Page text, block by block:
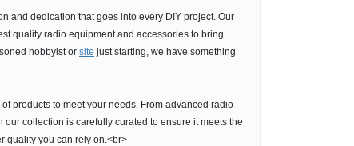
and dedication that goes into every DIY project. Our
quality radio equipment and accessories to bring
hobbyist or site just starting, we have something
products to meet your needs. From advanced radio
collection is carefully curated to ensure it meets the
quality you can rely on.<br>